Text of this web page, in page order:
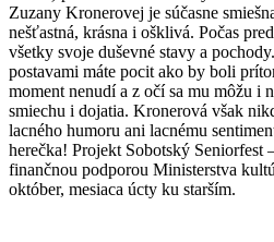
Zuzany Kronerovej je súčasne
nešťastná, krásna i ošklivá. Počas
všetky svoje duševné stavy a
postavami máte pocit ako by boli
moment nenudí a z očí sa mu môžu i
smiechu i dojatia. Kronerová však
lacného humoru ani lacnému
herečka! Projekt Sobotský Seniorfest
finančnou podporou Ministerstva
október, mesiaca úcty ku starším.